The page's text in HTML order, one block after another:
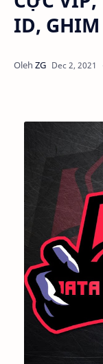
ID, GHIM